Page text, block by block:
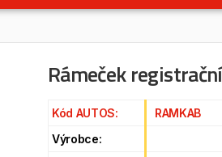
Rámeček
Kód AUTOS:
RAMKAB
Výrobce: